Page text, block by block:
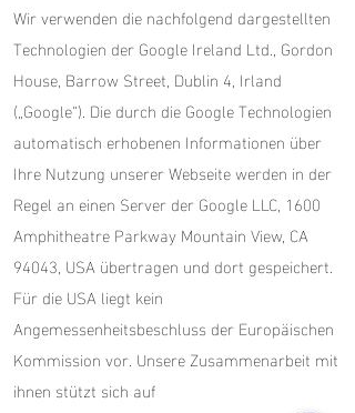
Wir verwenden die nachfolgend dargestellten
Technologien der Google Ireland Ltd., Gordon
House, Barrow Street, Dublin 4, Irland
(„Google“). Die durch die Google Technologien
automatisch erhobenen Informationen über
Ihre Nutzung unserer Webseite werden in der
Regel an einen Server der Google LLC, 1600
Amphitheatre Parkway Mountain View, CA
94043, USA übertragen und dort gespeichert.
Für die USA liegt kein
Angemessenheitsbeschluss der Europäischen
Kommission vor. Unsere Zusammenarbeit mit
ihnen stützt sich auf